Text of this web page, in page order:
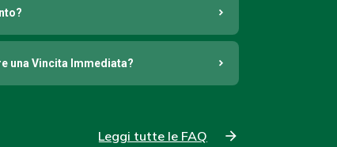
una Vincita Immediata?
Leggi tutte le FAQ